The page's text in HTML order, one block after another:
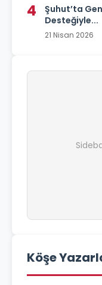
4
Şuhut’ta
Desteğiyle...
21 Nisan 2026
Köşe